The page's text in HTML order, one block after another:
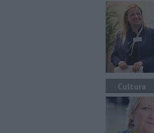
Cultura